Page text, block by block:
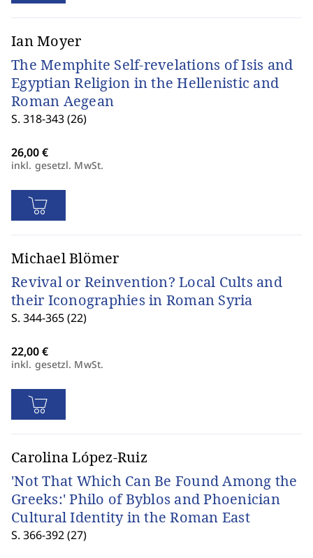
Ian Moyer
The Memphite Self-revelations of Isis and
Egyptian Religion in the Hellenistic and
Roman Aegean
S. 318-343 (26)
inkl. gesetzl. MwSt.
Michael Blömer
Revival or Reinvention? Local Cults and
their Iconographies in Roman Syria
S. 344-365 (22)
inkl. gesetzl. MwSt.
Carolina López-Ruiz
'Not That Which Can Be Found Among the
Greeks:' Philo of Byblos and Phoenician
Cultural Identity in the Roman East
S. 366-392 (27)